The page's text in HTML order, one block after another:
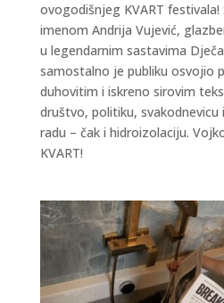
ovogodišnjeg KVART festivala!
imenom Andrija Vujević,
u legendarnim sastavima
samostalno je publiku osvojio
duhovitim i iskreno sirovim
društvo, politiku,
radu – čak i hidroizolaciju.
KVART!